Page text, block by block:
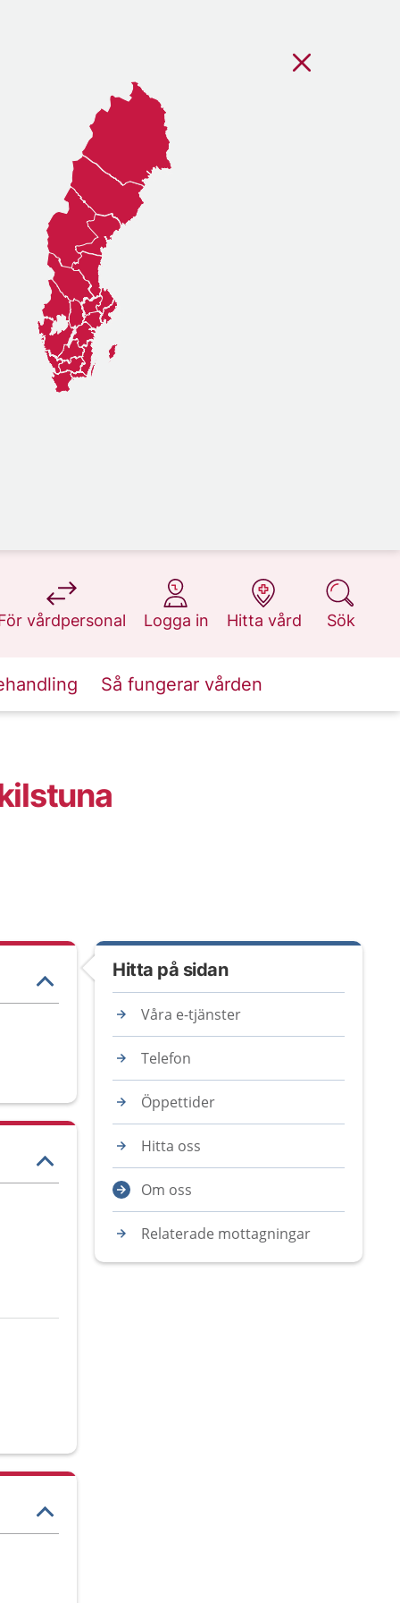
vårdpersonal
på 1177.se
Logga in
på 1177.se
Hitta vård
på 1177.se
Sök
på 1177.se
Så fungerar vården
Hitta på sidan
Våra e-tjänster
Telefon
Öppettider
Hitta oss
Om oss
Relaterade mottagningar